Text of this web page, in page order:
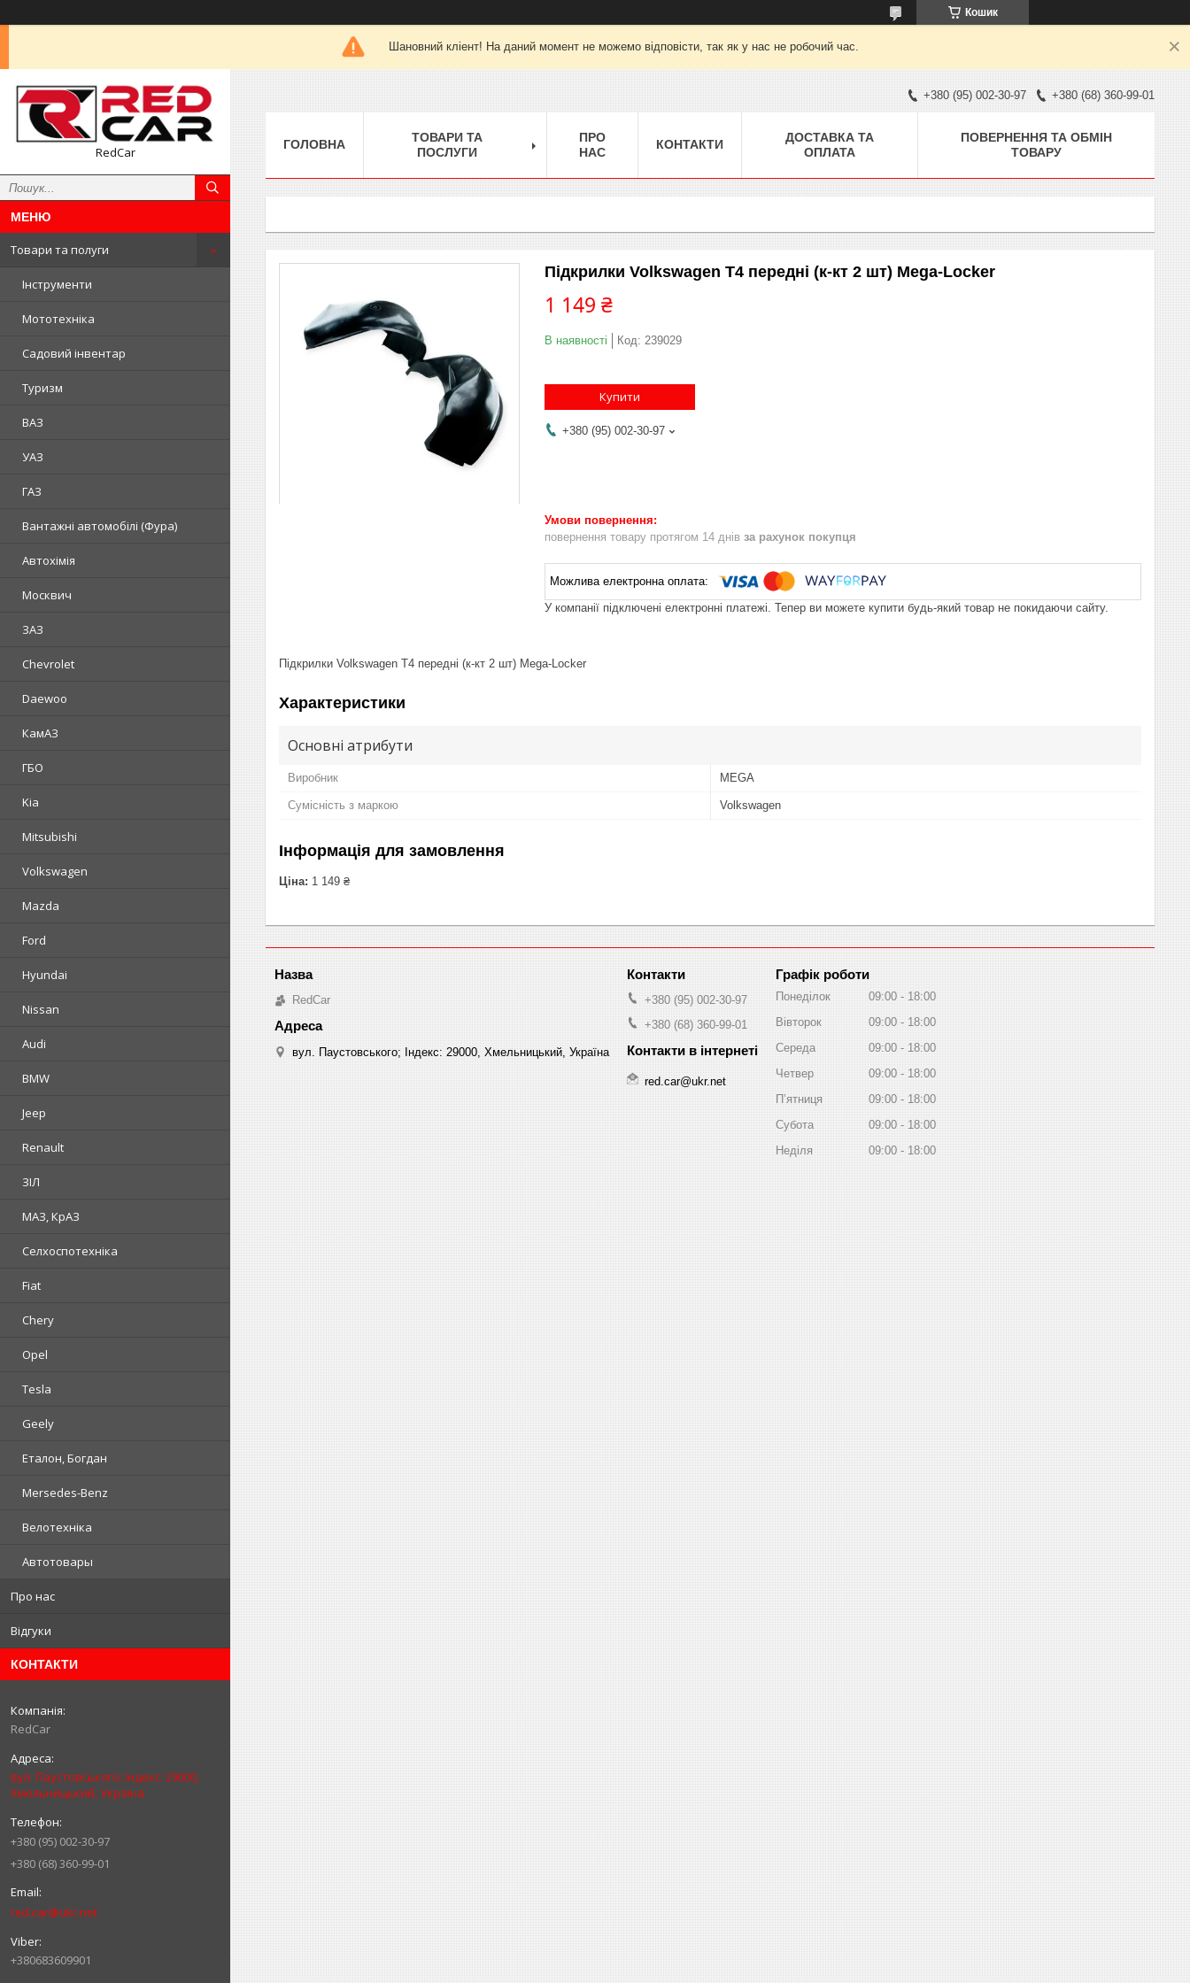
Кошик
Шановний кліент! На даний момент не можемо відповісти, так як у нас не робочий час.
RedCar
Товари та полуги
Інструменти
Мототехніка
Садовий інвентар
Туризм
ВАЗ
УАЗ
ГАЗ
Вантажні автомобілі (Фура)
Автохімія
Москвич
ЗАЗ
Chevrolet
Daewoo
КамАЗ
ГБО
Kia
Mitsubishi
Volkswagen
Mazda
Ford
Hyundai
Nissan
Audi
BMW
Jeep
Renault
ЗІЛ
МАЗ, КрАЗ
Селхоспотехніка
Fiat
Chery
Opel
Tesla
Geely
Еталон, Богдан
Mersedes-Benz
Велотехніка
Автотовары
Про нас
Відгуки
КОНТАКТИ
RedCar
вул. Паустовського; Індекс: 29000,
Хмельницький, Україна
+380 (95) 002-30-97
+380 (68) 360-99-01
red.car@ukr.net
+380683609901
+380 (95) 002-30-97 +380 (68) 360-99-01
ГОЛОВНА
ТОВАРИ ТА
ПОСЛУГИ
ПРО
НАС
КОНТАКТИ
ДОСТАВКА ТА
ОПЛАТА
ПОВЕРНЕННЯ ТА ОБМІН
ТОВАРУ
Підкрилки Volkswagen T4 передні (к-кт 2 шт) Mega-Locker
1 149 ₴
В наявності Код: 239029
Купити
+380 (95) 002-30-97
повернення товару протягом 14 днів за рахунок покупця
У компанії підключені електронні платежі. Тепер ви можете купити будь-який товар не покидаючи сайту.
Підкрилки Volkswagen T4 передні (к-кт 2 шт) Mega-Locker
Характеристики
Основні атрибути
Виробник MEGA
Сумісність з маркою Volkswagen
Інформація для замовлення
Ціна: 1 149 ₴
RedCar
вул. Паустовського; Індекс: 29000, Хмельницький, Україна
+380 (95) 002-30-97
+380 (68) 360-99-01
red.car@ukr.net
Графік роботи
Понеділок 09:00
18:00
Вівторок
09:00
18:00
Середа
09:00
18:00
Четвер
09:00
18:00
Пʼятниця
09:00
18:00
Субота
09:00
18:00
Неділя
09:00 18:00